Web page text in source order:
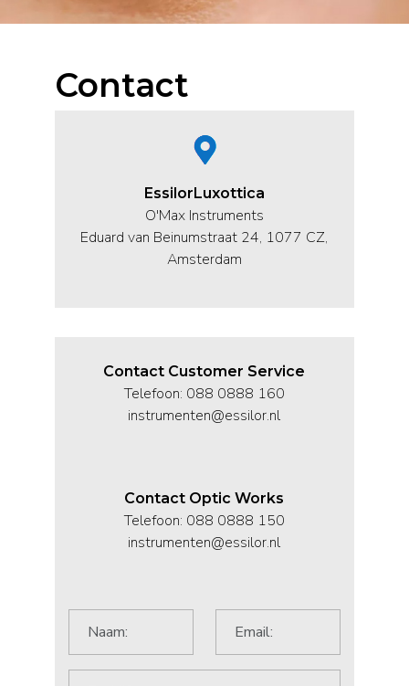
Contact
EssilorLuxottica
O'Max Instruments
Eduard van Beinumstraat 24, 1077 CZ,
Amsterdam
Contact Customer Service
Telefoon: 088 0888 160
instrumenten@essilor.nl
Contact Optic Works
Telefoon: 088 0888 150
instrumenten@essilor.nl